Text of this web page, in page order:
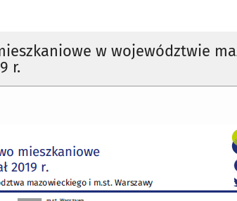
w województwie
r.